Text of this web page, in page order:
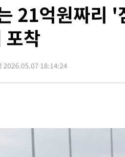
"메카 3국 방위협정은 이란이 목표 아냐 "
건설한 레바논 남부에서 레바논군 3명 폭
, 이스라엘 긴급방문 다중화된 전선 상황
나 축구 선수 메시의 부친 지병 별세
…북한과 분쟁시 주한 미군 취약해질 수
21억원짜리
착
2026.05.07 18:14:24